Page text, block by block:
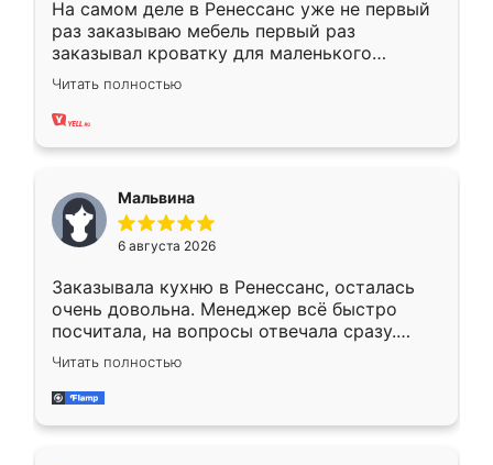
На самом деле в Ренессанс уже не первый
раз заказываю мебель первый раз
заказывал кроватку для маленького
ребёнка при его рождении ,во второй раз
заказал шкаф-купе. По качеству очень
хорошее сборка достаточно быстрая,
меньше, здесь же он более разнообразный.
Мне нравится ,если что-то потребуется из
мебели буду заказывать только здесь.
Читать полностью
Мальвина
6 августа 2026
Заказывала кухню в Ренессанс, осталась
очень довольна. Менеджер всё быстро
посчитала, на вопросы отвечала сразу.
Замерщик приехал в субботу, подошёл к
делу со всей ответственностью. Собрали
за день, ребята работали аккуратно, даже
Читать полностью